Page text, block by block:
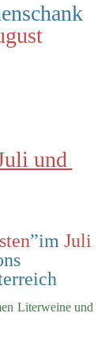
und
”im Juli
Literweine und